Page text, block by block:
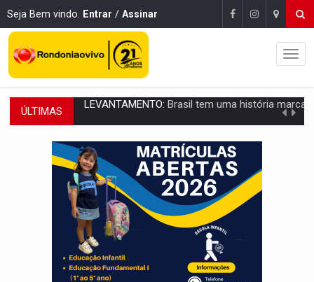
Seja Bem vindo. Entrar / Assinar
ÚLTIMAS LAMENTÁVEL: Mulher é encontrada morta dentro de residência
'XANDY DO MOTOCROSS':Pai morre em acidente na BR-364 duas semanas após
PESO DO VOTO:Cinco maiores colégios eleitorais concentram 53,7% dos
COLUNA SEMANAL:Largada foi dada e candidatos ao Governo de RO partem
SOB SUSPEITA:Entrega de 286 máquinas em Rondônia coincide com
ARTIGO: Reter até 50% no distrato imobiliário é legal, mas não pode
DO HOSPITAL AO CAMPO:Veja as mais de 200 ações de Marcos